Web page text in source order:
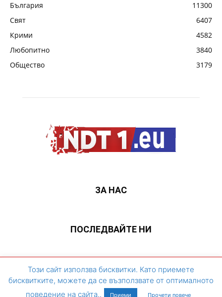
България
11300
Свят
6407
Крими
4582
Любопитно
3840
Общество
3179
ЗА НАС
ПОСЛЕДВАЙТЕ НИ
ЗА НАС Контакти Архивен сайт
©
Този сайт използва бисквитки. Като приемете
бисквитките, можете да се възползвате от оптималното
поведение на сайта..
Приеми Прочети повече